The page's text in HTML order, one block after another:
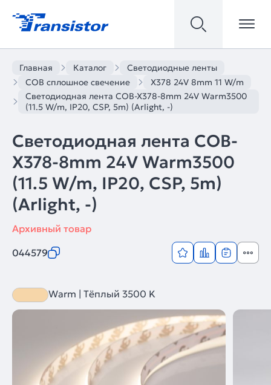
Главная Каталог
Светодиодные ленты
COB сплошное свечение
X378 24V 8mm 11 W/m
Светодиодная лента COB-X378-8mm 24V Warm3500
(11.5 W/m, IP20, CSP, 5m) (Arlight, -)
Светодиодная лента COB-
X378-8mm 24V Warm3500
(11.5 W/m, IP20, CSP, 5m)
(Arlight, -)
Архивный товар
044579
Warm | Тёплый 3500 K